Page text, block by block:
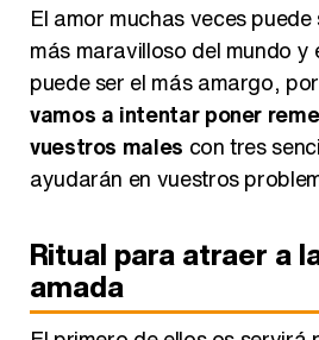
El amor muchas veces
más maravilloso del mundo y
puede ser el más amargo,
vamos a intentar poner
vuestros males con tres
ayudarán en vuestros
Ritual para atraer a
amada